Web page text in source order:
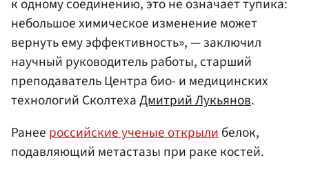
к одному соединению, это не означает тупика:
небольшое химическое изменение может
вернуть ему эффективность», — заключил
научный руководитель работы, старший
преподаватель Центра био- и медицинских
технологий СколтехаДмитрий Лукьянов.
Ранее российские ученые открылибелок,
подавляющий метастазы при раке костей.